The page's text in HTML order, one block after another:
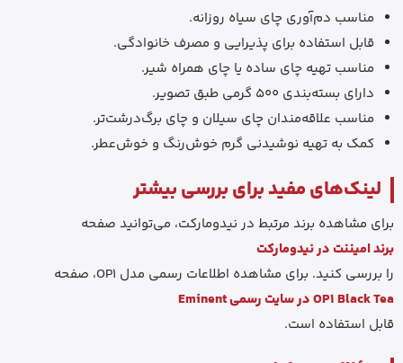
مناسب دم‌آوری چای سیاه روزانه.
قابل استفاده برای پذیرایی و مصرف خانوادگی.
مناسب تهیه چای ساده یا چای همراه شیر.
دارای بسته‌بندی 500 گرمی طبق تصویر.
مناسب علاقه‌مندان چای سیلان و چای برگ‌درشت‌تر.
کمک به تهیه نوشیدنی گرم خوش‌رنگ و خوش‌عطر.
لینک‌های مفید برای بررسی بیشتر
برای مشاهده برند مرتبط در نیدومارکت، می‌توانید صفحه
برند امیننت در نیدومارکت
را بررسی کنید. برای مشاهده اطلاعات رسمی مدل OP1، صفحه
OP1 Black Tea در سایت رسمی Eminent
قابل استفاده است.